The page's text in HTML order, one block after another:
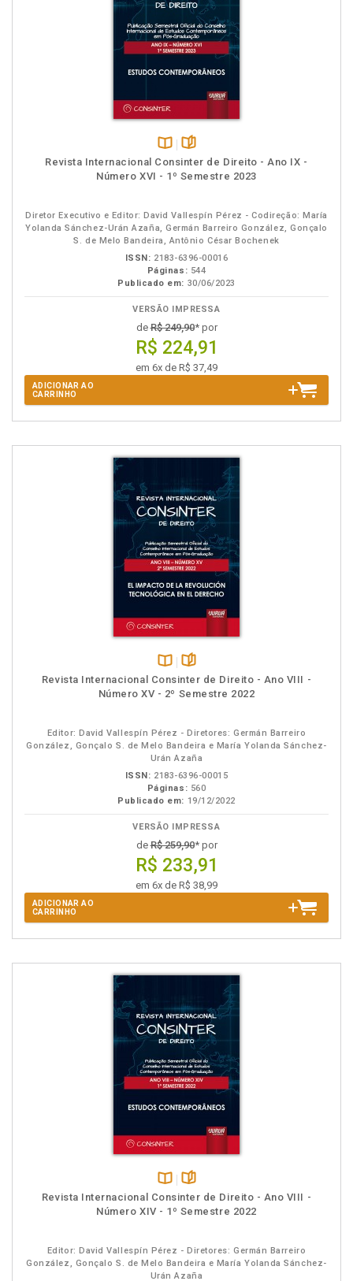
Disponível
na
páginas
Revista Internacional Consinter de Direito - Ano IX -
Número XVI - 1º Semestre 2023
Diretor Executivo e Editor: David Vallespín Pérez - Codireção: María
Yolanda Sánchez-Urán Azaña, Germán Barreiro González, Gonçalo
S. de Melo Bandeira, Antônio César Bochenek
ISSN: 2183-6396-00016
Páginas: 544
Publicado em: 30/06/2023
VERSÃO IMPRESSA
deR$ 249,90* por
R$ 224,91
em 6x de R$ 37,49
ADICIONAR AO
CARRINHO
Disponível
na
páginas
Revista Internacional Consinter de Direito - Ano VIII -
Número XV - 2º Semestre 2022
Editor: David Vallespín Pérez - Diretores: Germán Barreiro
González, Gonçalo S. de Melo Bandeira e María Yolanda Sánchez-
Urán Azaña
ISSN: 2183-6396-00015
Páginas: 560
Publicado em: 19/12/2022
VERSÃO IMPRESSA
deR$ 259,90* por
R$ 233,91
em 6x de R$ 38,99
ADICIONAR AO
CARRINHO
Disponível
na
páginas
Revista Internacional Consinter de Direito - Ano VIII -
Número XIV - 1º Semestre 2022
Editor: David Vallespín Pérez - Diretores: Germán Barreiro
González, Gonçalo S. de Melo Bandeira e María Yolanda Sánchez-
Urán Azaña